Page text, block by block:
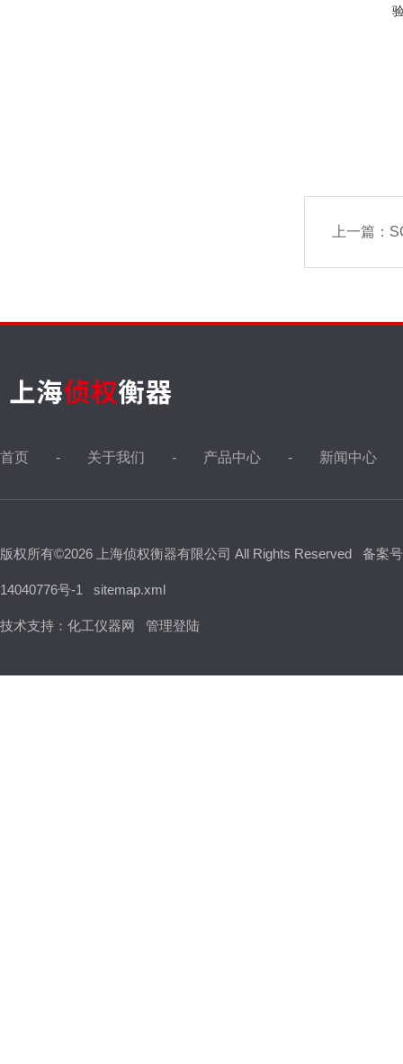
上一篇：
首页 关于我们 产品中心 新闻中心
版权所有©2026 上海侦权衡器有限公司 All Rights Reserved 备案
14040776号-1 sitemap.xml
技术支持： 化工仪器网 管理登陆